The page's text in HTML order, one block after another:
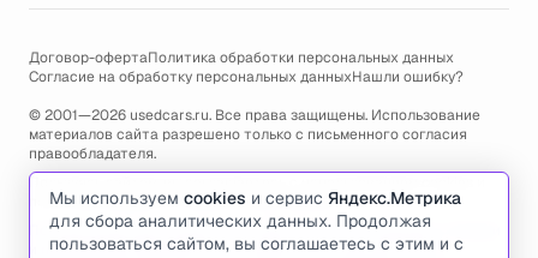
Договор-офертаПолитика обработки персональных данных
Согласие на обработку персональных данныхНашли ошибку?
© 2001—2026 usedcars.ru. Все права защищены. Использование
материалов сайта разрешено только с письменного согласия
правообладателя.
Пользуясь сайтом, вы соглашаетесь с использованием cookies и
политикой обработки персональных данных.
По всем вопросам связанным с работой сайта, ошибками, глюками
и проблемами обращайтесь по адресу электронной почты
Мы используем cookies и сервис Яндекс.Метрика
для сбора аналитических данных. Продолжая
пользоваться сайтом, вы соглашаетесь с этим и с